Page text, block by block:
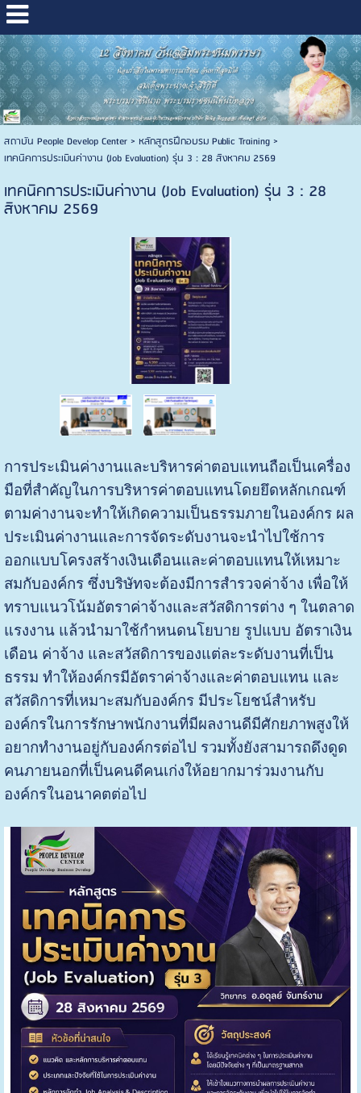
สถาบัน People Develop Center> หลักสูตรฝึกอบรม Public Training>
เทคนิคการประเมินค่างาน (Job Evaluation) รุ่น 3 : 28 สิงหาคม 2569
เทคนิคการประเมินค่างาน (Job Evaluation) รุ่น 3 : 28
สิงหาคม 2569
การประเมินค่างานและบริหารค่าตอบแทนถือเป็นเครื่อง
มือที่สำคัญในการบริหารค่าตอบแทนโดยยึดหลักเกณฑ์
ตามค่างานจะทำให้เกิดความเป็นธรรมภายในองค์กร ผล
ประเมินค่างานและการจัดระดับงานจะนำไปใช้การ
ออกแบบโครงสร้างเงินเดือนและค่าตอบแทนให้เหมาะ
สมกับองค์กร ซึ่งบริษัทจะต้องมีการสำรวจค่าจ้าง เพื่อให้
ทราบแนวโน้มอัตราค่าจ้างและสวัสดิการต่าง ๆ ในตลาด
แรงงาน แล้วนำมาใช้กำหนดนโยบาย รูปแบบ อัตราเงิน
เดือน ค่าจ้าง และสวัสดิการของแต่ละระดับงานที่เป็น
ธรรม ทำให้องค์กรมีอัตราค่าจ้างและค่าตอบแทน และ
สวัสดิการที่เหมาะสมกับองค์กร มีประโยชน์สำหรับ
องค์กรในการรักษาพนักงานที่มีผลงานดีมีศักยภาพสูงให้
อยากทำงานอยู่กับองค์กรต่อไป รวมทั้งยังสามารถดึงดูด
คนภายนอกที่เป็นคนดีคนเก่งให้อยากมาร่วมงานกับ
องค์กรในอนาคตต่อไป